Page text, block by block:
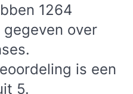
1264
over
is een
5.